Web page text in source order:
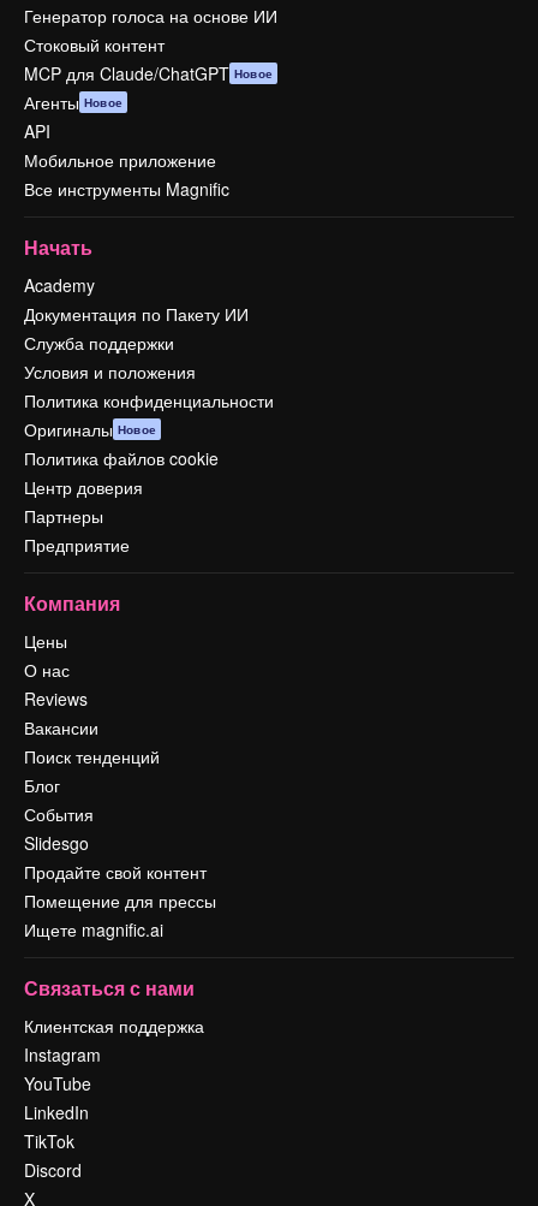
Генератор голоса на основе ИИ
Стоковый контент
MCP для Claude/ChatGPT Новое
Агенты Новое
API
Мобильное приложение
Все инструменты Magnific
Начать
Academy
Документация по Пакету ИИ
Служба поддержки
Условия и положения
Политика конфиденциальности
Оригиналы Новое
Политика файлов cookie
Центр доверия
Партнеры
Предприятие
Компания
Цены
О нас
Reviews
Вакансии
Поиск тенденций
Блог
События
Slidesgo
Продайте свой контент
Помещение для прессы
Ищете magnific.ai
Связаться с нами
Клиентская поддержка
Instagram
YouTube
LinkedIn
TikTok
Discord
X